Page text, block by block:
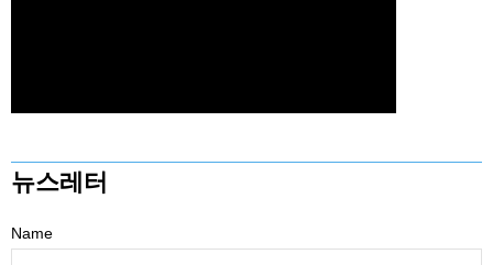
뉴스레터
Name